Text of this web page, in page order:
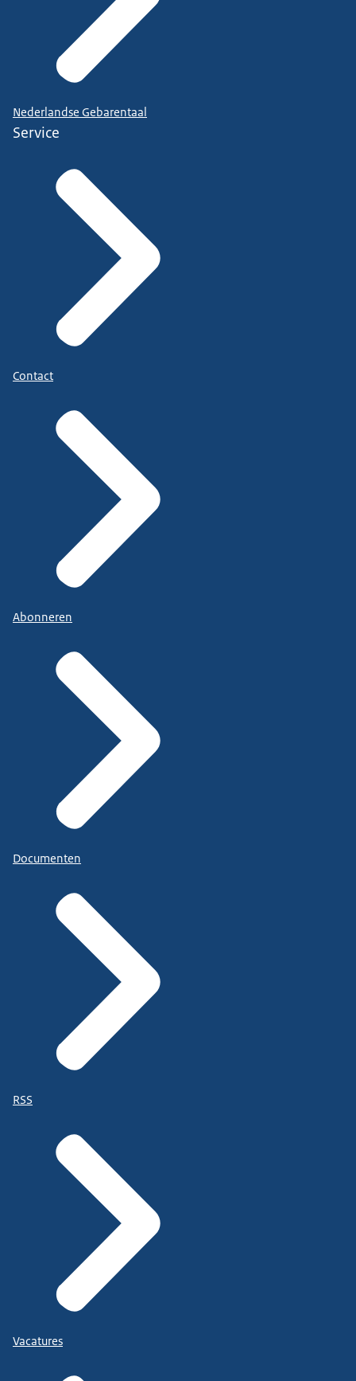
Nederlandse Gebarentaal
Service
Contact
Abonneren
Documenten
RSS
Vacatures